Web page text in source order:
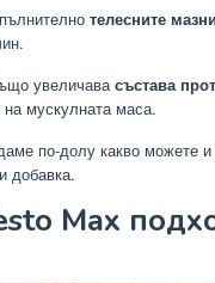
телесните
увеличавасъстава
мускулната маса.
по-долу какво можете
добавка.
Max